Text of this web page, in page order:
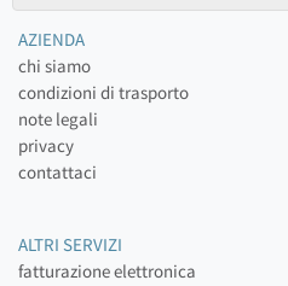
AZIENDA
chi siamo
condizioni di trasporto
note legali
privacy
contattaci
ALTRI SERVIZI
fatturazione elettronica